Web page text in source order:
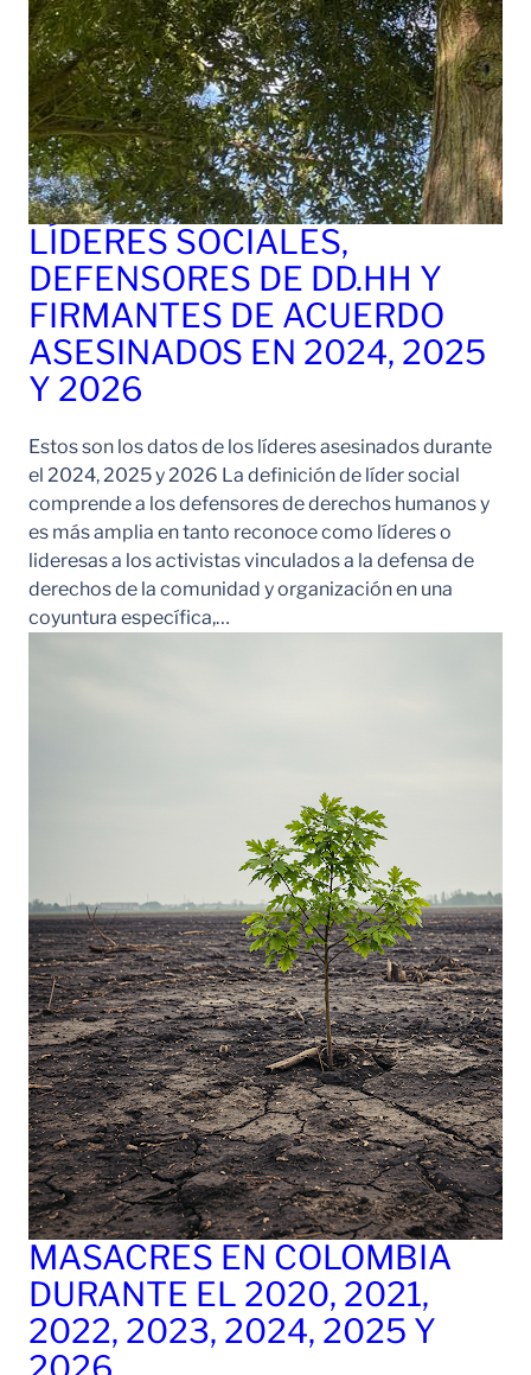
LÍDERES SOCIALES,
DEFENSORES DE DD.HH Y
FIRMANTES DE ACUERDO
ASESINADOS EN 2024, 2025
Y 2026
Estos son los datos de los líderes asesinados durante
el 2024, 2025 y 2026 La definición de líder social
comprende a los defensores de derechos humanos y
es más amplia en tanto reconoce como líderes o
lideresas a los activistas vinculados a la defensa de
derechos de la comunidad y organización en una
coyuntura específica,…
MASACRES EN COLOMBIA
DURANTE EL 2020, 2021,
2022, 2023, 2024, 2025 Y